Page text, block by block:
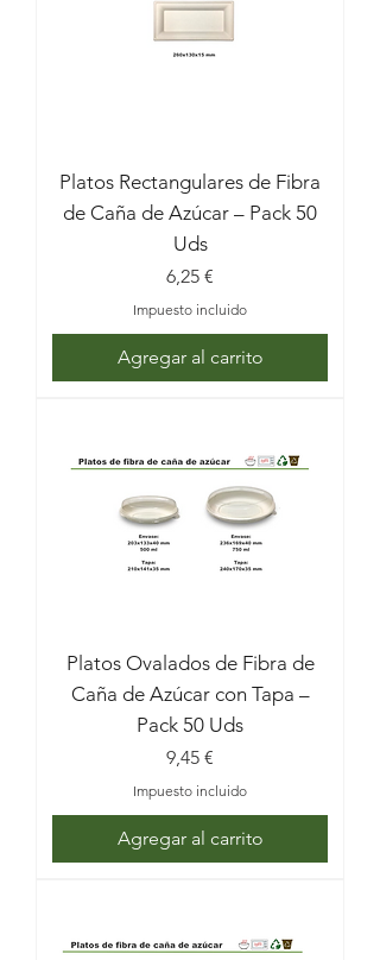
Platos Rectangulares de Fibra
de Caña de Azúcar – Pack 50
Uds
Precio
6,25 €
Impuesto incluido
Agregar al carrito
Platos Ovalados de Fibra de
Caña de Azúcar con Tapa –
Pack 50 Uds
Precio
9,45 €
Impuesto incluido
Agregar al carrito